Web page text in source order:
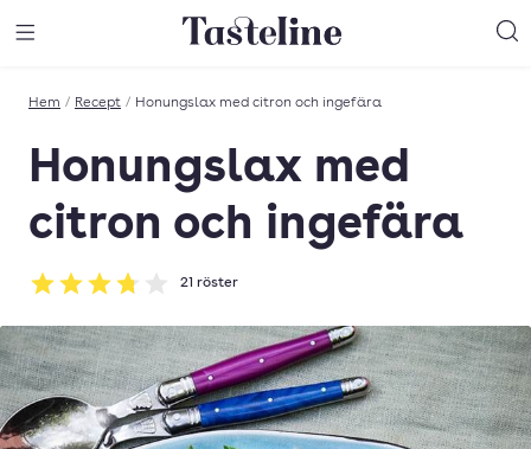
Till Tastelines startsida
Hem / Recept / Honungslax med citron och ingefära
Honungslax med
citron och ingefära
Betyg: 3.76 av 5
21 röster